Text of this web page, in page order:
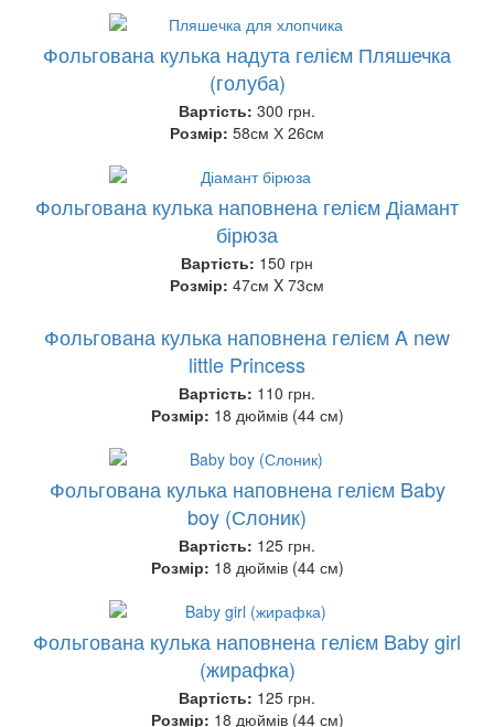
Фольгована кулька надута гелієм Пляшечка
(голуба)
Вартість: 300 грн.
Розмір: 58см Х 26cм
Фольгована кулька наповнена гелієм Діамант
бірюза
Вартість: 150 грн
Розмір: 47см X 73см
Фольгована кулька наповнена гелієм A new
little Princess
Вартість: 110 грн.
Розмір: 18 дюймів (44 см)
Фольгована кулька наповнена гелієм Baby
boy (Слоник)
Вартість: 125 грн.
Розмір: 18 дюймів (44 см)
Фольгована кулька наповнена гелієм Baby girl
(жирафка)
Вартість: 125 грн.
Розмір: 18 дюймів (44 см)